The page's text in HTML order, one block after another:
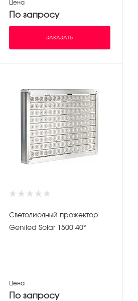
Цена
По запросу
ЗАКАЗАТЬ
Светодиодный прожектор
Geniled Solar 1500 40°
Цена
По запросу